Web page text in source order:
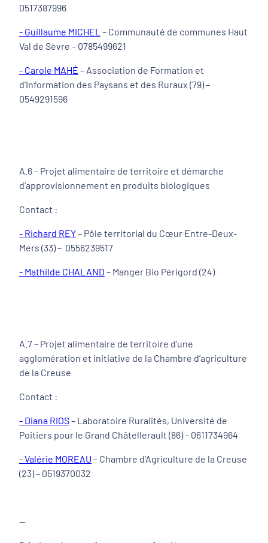
0517387996
- Guillaume MICHEL – Communauté de communes Haut
Val de Sèvre – 0785499621
- Carole MAHÉ – Association de Formation et
d’Information des Paysans et des Ruraux (79) –
0549291596
A.6 – Projet alimentaire de territoire et démarche
d’approvisionnement en produits biologiques
Contact :
- Richard REY– Pôle territorial du Cœur Entre-Deux-
Mers (33) – 0556239517
- Mathilde CHALAND – Manger Bio Périgord (24)
A.7 – Projet alimentaire de territoire d’une
agglomération et initiative de la Chambre d’agriculture
de la Creuse
Contact :
- Diana RIOS– Laboratoire Ruralités, Université de
Poitiers pour le Grand Châtellerault (86) – 0611734964
- Valérie MOREAU – Chambre d’Agriculture de la Creuse
(23) – 0519370032
—